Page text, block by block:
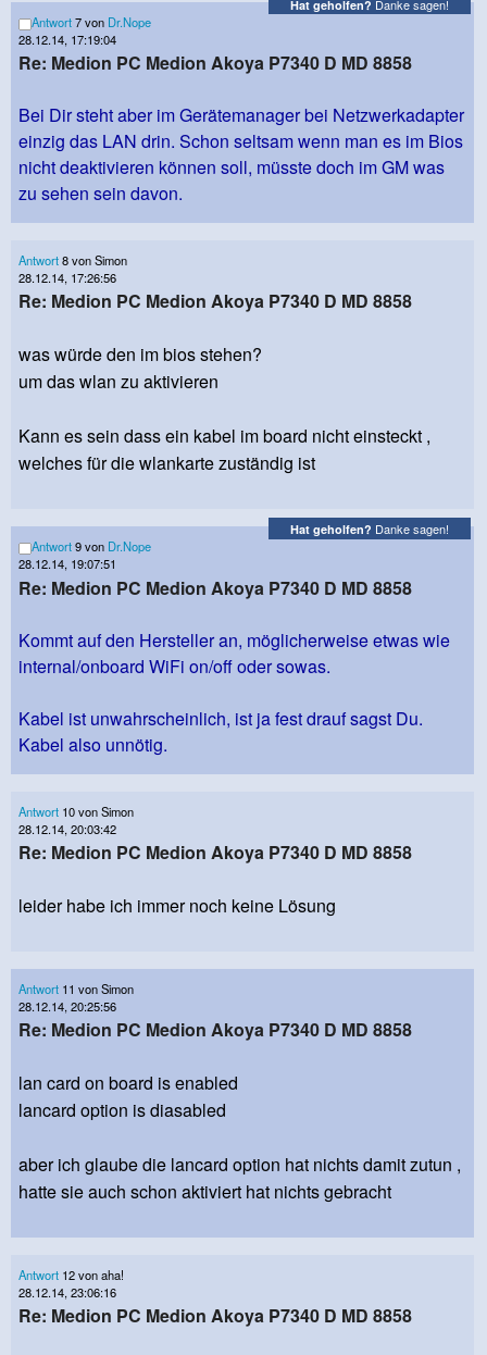
Hat geholfen? Danke sagen!
Antwort7 von Dr.Nope
28.12.14, 17:19:04
Re: Medion PC Medion Akoya P7340 D MD 8858
Bei Dir steht aber im Gerätemanager bei Netzwerkadapter
einzig das LAN drin. Schon seltsam wenn man es im Bios
nicht deaktivieren können soll, müsste doch im GM was
zu sehen sein davon.
Antwort8 von Simon
28.12.14, 17:26:56
Re: Medion PC Medion Akoya P7340 D MD 8858
was würde den im bios stehen?
um das wlan zu aktivieren
Kann es sein dass ein kabel im board nicht einsteckt ,
welches für die wlankarte zuständig ist
Hat geholfen? Danke sagen!
Antwort9 von Dr.Nope
28.12.14, 19:07:51
Re: Medion PC Medion Akoya P7340 D MD 8858
Kommt auf den Hersteller an, möglicherweise etwas wie
internal/onboard WiFi on/off oder sowas.
Kabel ist unwahrscheinlich, ist ja fest drauf sagst Du.
Kabel also unnötig.
Antwort 10 von Simon
28.12.14, 20:03:42
Re: Medion PC Medion Akoya P7340 D MD 8858
leider habe ich immer noch keine Lösung
Antwort 11 von Simon
28.12.14, 20:25:56
Re: Medion PC Medion Akoya P7340 D MD 8858
lan card on board is enabled
lancard option is diasabled
aber ich glaube die lancard option hat nichts damit zutun ,
hatte sie auch schon aktiviert hat nichts gebracht
Antwort 12 von aha!
28.12.14, 23:06:16
Re: Medion PC Medion Akoya P7340 D MD 8858